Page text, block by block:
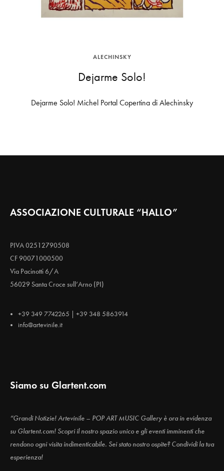
ALECHINSKY
Dejarme Solo!
Dejarme Solo! Michel Portal Copertina di Alechinsky
ASSOCIAZIONE CULTURALE “HALLO”
PIVA 02512790508
CF 90071000500
Via Pacinotti 6/A
56029 Santa Croce sull’Arno (PI)
+39 349 7742265 | +39 348 5863914
info@artevinile.it
Siamo su Glartent.com
“Grandi Notizie! Artevinile – POP ART MUSIC Gallery è ora in evidenza
su Glartent.com! Scopri il nostro spazio unico e gli eventi imminenti che
rendono ogni visita indimenticabile. Sei stato nostro ospite? Condividi la tua
esperienza!